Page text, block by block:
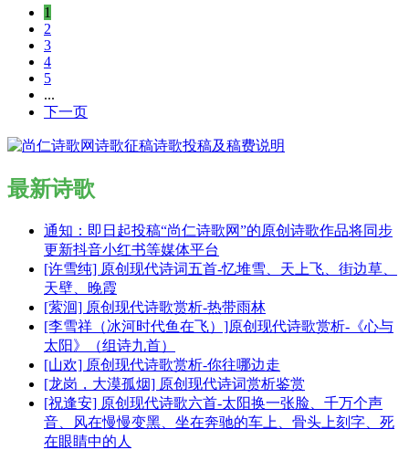
1
2
3
4
5
...
下一页
最新诗歌
通知：即日起投稿“尚仁诗歌网”的原创诗歌作品将同步
更新抖音小红书等媒体平台
[许雪纯] 原创现代诗词五首-忆堆雪、天上飞、街边草、
天壁、晚霞
[萦洄] 原创现代诗歌赏析-热带雨林
[李雪祥（冰河时代鱼在飞）]原创现代诗歌赏析-《心与
太阳》（组诗九首）
[山欢] 原创现代诗歌赏析-你往哪边走
[龙岗，大漠孤烟] 原创现代诗词赏析鉴赏
[祝逢安] 原创现代诗歌六首-太阳换一张脸、千万个声
音、风在慢慢变黑、坐在奔驰的车上、骨头上刻字、死
在眼睛中的人